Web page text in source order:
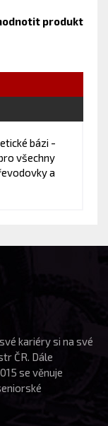
produkt
bázi -
všechny
a
kariéry si na své
ČR. Dále
se věnuje